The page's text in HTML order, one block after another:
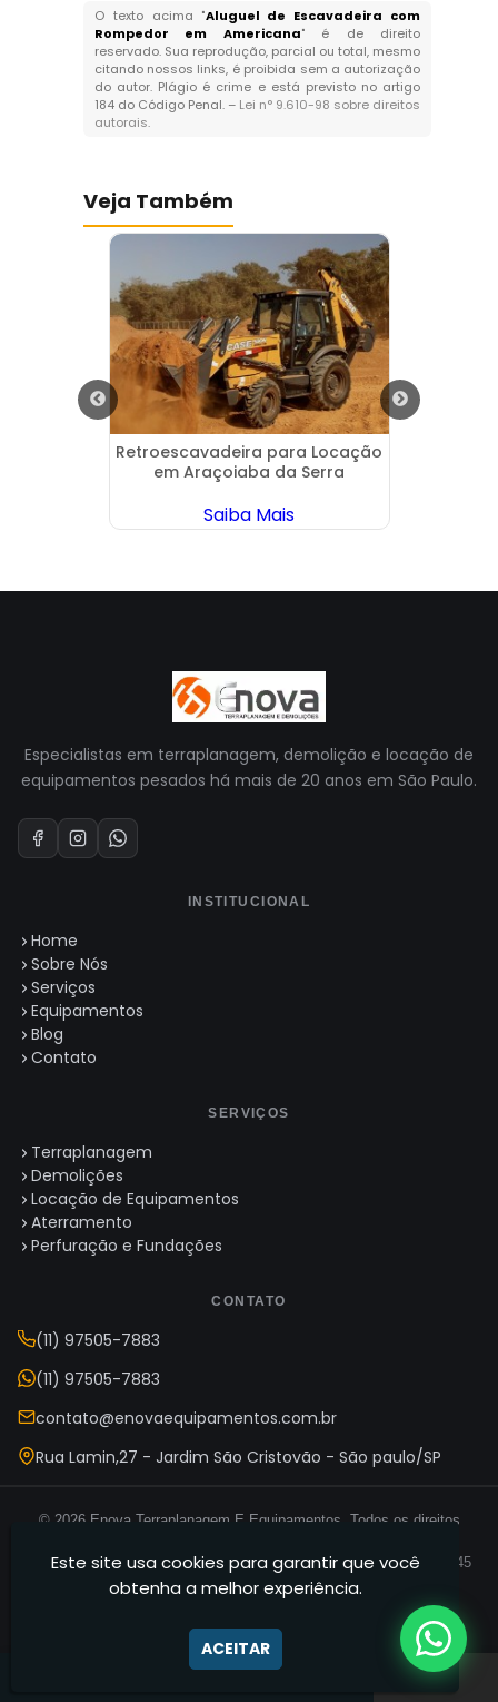
O texto acima "Aluguel de Escavadeira com
Rompedor em Americana" é de direito
reservado. Sua reprodução, parcial ou total, mesmo
citando nossos links, é proibida sem a autorização
do autor. Plágio é crime e está previsto no artigo
184 do Código Penal. – Lei n° 9.610-98 sobre direitos
autorais.
Veja Também
Retroescavadeira para Locação
em Araçoiaba da Serra
Saiba Mais
Especialistas em terraplanagem, demolição e locação de
equipamentos pesados há mais de 20 anos em São Paulo.
INSTITUCIONAL
Home
Sobre Nós
Serviços
Equipamentos
Blog
Contato
SERVIÇOS
Terraplanagem
Demolições
Locação de Equipamentos
Aterramento
Perfuração e Fundações
CONTATO
(11) 97505-7883
(11) 97505-7883
contato@enovaequipamentos.com.br
Rua Lamin,27 - Jardim São Cristovão - São paulo/SP
© 2026 Enova Terraplanagem E Equipamentos. Todos os direitos
Enova Terraplanagem E Equipamentos — CNPJ 35.165.631/0001-45
Termos de Uso·Política de Privacidade·Mapa do Site
Este site usa cookies para garantir que você
obtenha a melhor experiência.
ACEITAR